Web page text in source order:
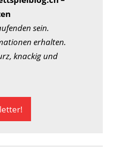
sein.
erhalten.
knackig und